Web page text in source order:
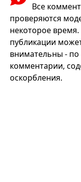
Все
проверяются
некоторое
публикации
внимательны -
комментарии,
оскорбления.